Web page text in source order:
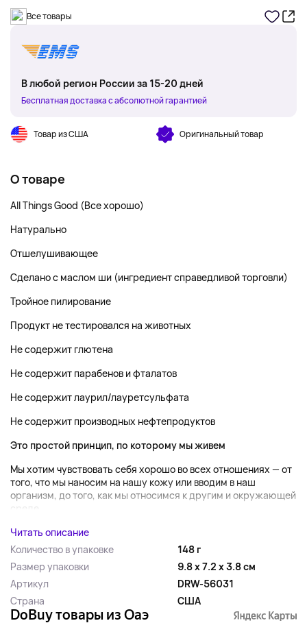
Все товары
В любой регион России за 15-20 дней
Бесплатная доставка с абсолютной гарантией
Товар из США Оригинальный товар
О товаре
All Things Good (Все хорошо)
Натурально
Отшелушивающее
Сделано с маслом ши (ингредиент справедливой торговли)
Тройное пилирование
Продукт не тестировался на животных
Не содержит глютена
Не содержит парабенов и фталатов
Не содержит лаурил/лауретсульфата
Не содержит производных нефтепродуктов
Это простой принцип, по которому мы живем
Мы хотим чувствовать себя хорошо во всех отношениях — от
того, что мы наносим на нашу кожу или вводим в наш
организм, до того, как мы относимся к другим и окружающей
среде....
Читать описание
Количество в упаковке
148 г
Размер упаковки
9.8 x 7.2 x 3.8 см
Артикул
DRW-56031
Страна
США